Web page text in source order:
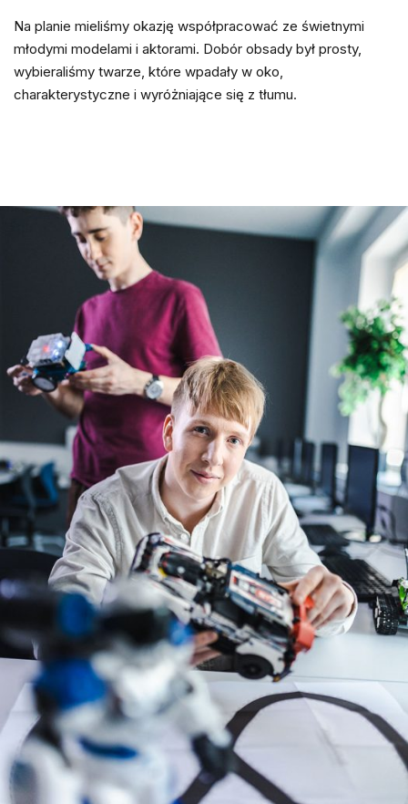
Na planie mieliśmy okazję współpracować ze świetnymi
młodymi modelami i aktorami. Dobór obsady był prosty,
wybieraliśmy twarze, które wpadały w oko,
charakterystyczne i wyróżniające się z tłumu.